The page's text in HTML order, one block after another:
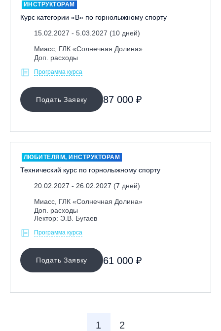
ИНСТРУКТОРАМ
Курс категории «В» по горнолыжному спорту
15.02.2027 - 5.03.2027 (10 дней)
Миасс, ГЛК «Солнечная Долина»
Доп. расходы
Программа курса
Подать Заявку 87 000 ₽
ЛЮБИТЕЛЯМ, ИНСТРУКТОРАМ
Технический курс по горнолыжному спорту
20.02.2027 - 26.02.2027 (7 дней)
Миасс, ГЛК «Солнечная Долина»
Доп. расходы
Лектор: Э.В. Бугаев
Программа курса
Подать Заявку 61 000 ₽
1 2